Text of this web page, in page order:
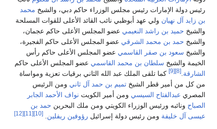
رئيس دولة الإمارات رئيس مجلس الوزراء حاكم دبي، والشيخ محمد
بن زايد آل نهيان ولي عهد أبوظبي نائب القائد الأعلى للقوات المسلحة
والشيخ حميد بن راشد النعيمي عضو المجلس الأعلى حاكم عجمان،
والشيخ حمد بن محمد الشرقي عضو المجلس الأعلى حاكم الفجيرة،
والشيخ سعود بن صقر القاسمي عضو المجلس الأعلى حاكم رأس
الخيمة والشيخ سلطان بن محمد القاسمي عضو المجلس الأعلى حاكم
الشارقة.
[8]
[9]
كما تلقى الملك عبد الله الثاني برقيات تعزية ومواساة
من كل من أمير قطر الشيخ تميم بن حمد آل ثاني ومن الرئيس
المصري عبدالفتاح السيسي ومن أمير الكويت نواف الأحمد الجابر
الصباح ونائبه ورئيس الوزراء الكويتي ومن ملك البحرين حمد بن
عيسى آل خليفة ومن رئيس دولة إسرائيل رؤوفين ريفلين.
[10]
[11]
[12]